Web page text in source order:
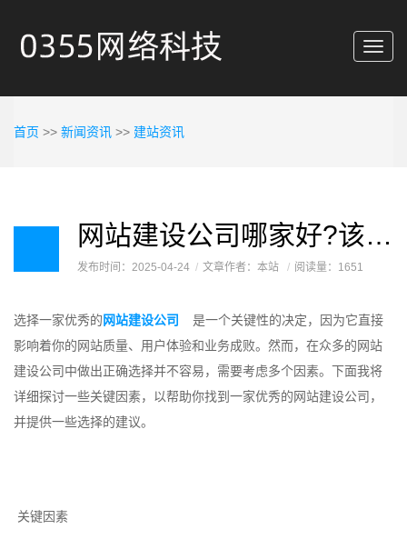
首页 >> 新闻资讯 >> 建站资讯
网站建设公司哪家好?该如何去选择呢
发布时间：2025-04-24 文章作者：本站 阅读量：1651
选择一家优秀的网站建设公司
是一个关键性的决定，因为它直接
影响着你的网站质量、用户体验和业务成败。然而，在众多的网站
建设公司中做出正确选择并不容易，需要考虑多个因素。下面我将
详细探讨一些关键因素，以帮助你找到一家优秀的网站建设公司，
并提供一些选择的建议。
关键因素